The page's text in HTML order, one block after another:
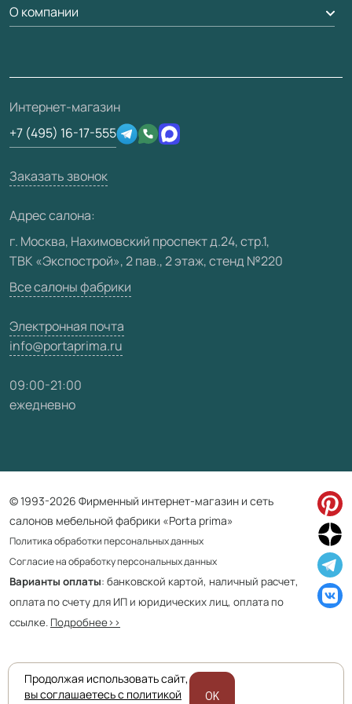
Погонаж
Вопрос-ответ
Отзывы клиентов
Техническая информация
Юридическая информация
Доставка
Дизайнерам / архитекторам
Скачать материалы
3D-модели
О компании
О фабрике
Сертификаты
Производство
Вакансии
Видео
Карта сайта
Интернет-магазин
+7 (495) 16-17-555
Заказать звонок
Адрес салона:
г. Москва, Нахимовский проспект д.24, стр.1,
ТВК «Экспострой», 2 пав., 2 этаж, стенд №220
Все салоны фабрики
Электронная почта
info@portaprima.ru
09:00-21:00
ежедневно
© 1993-2026 Фирменный интернет-магазин и сеть
салонов мебельной фабрики «Porta prima»
Политика обработки персональных данных
Согласие на обработку персональных данных
Варианты оплаты: банковской картой, наличный расчет,
оплата по счету для ИП и юридических лиц, оплата по
ссылке. Подробнее>>
Приведенная на сайте информация не является публичной офертой
Продолжая использовать сайт,
вы соглашаетесь с политикой
OK